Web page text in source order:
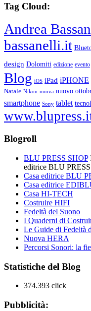
Tag Cloud:
Andrea
bassanelli.it
design Dolomiti edizione evento
Blog iOS iPad iPHONE
Natale Nikon nuova nuovo
smartphone Sony tablet
Blogroll
BLU PRESS SHOP
editrice BLU PRESS
Casa editrice BLU
Casa editrice
Casa HI-TECH
Costruire HIFI
Fedeltà del Suono
I Quaderni di
Le Guide di Fedeltà
Nuova HERA
Percorsi Sonori: la
Statistiche del Blog
374.393 click
Pubblicità: